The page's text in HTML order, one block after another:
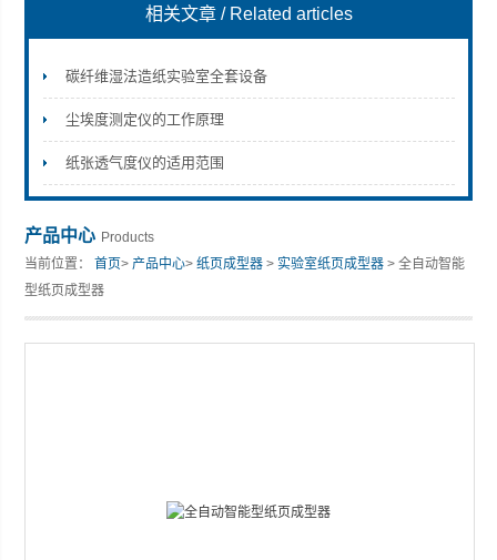
山东安尼麦特仪器有限公司
相关文章 / Related articles
碳纤维湿法造纸实验室全套设备
尘埃度测定仪的工作原理
纸张透气度仪的适用范围
产品中心 Products
当前位置：首页>产品中心>纸页成型器 >实验室纸页成型器 > 全自动智能
型纸页成型器